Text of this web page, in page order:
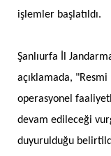
işlemler başlatıldı.
Şanlıurfa İl
açıklamada,
operasyonel
devam edileceği
duyurulduğu